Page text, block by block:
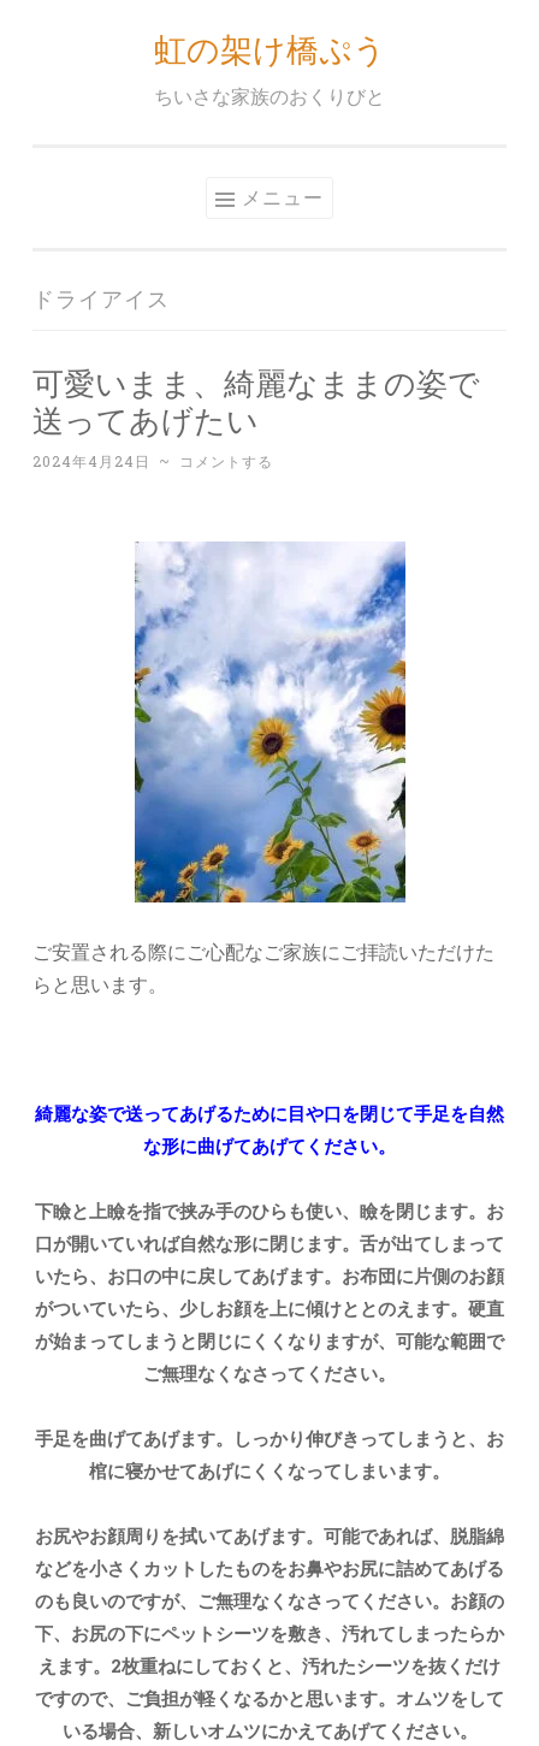
ッ
虹の架け橋ぷう
ちいさな家族のおくりびと
メニュー
ドライアイス
可愛いまま、綺麗なままの姿で
送ってあげたい
2024年4月24日 ~ コメントする
ご安置される際にご心配なご家族にご拝読いただけた
らと思います。
綺麗な姿で送ってあげるために目や口を閉じて手足を自然
な形に曲げてあげてください。
下瞼と上瞼を指で挟み手のひらも使い、瞼を閉じます。お
口が開いていれば自然な形に閉じます。舌が出てしまって
いたら、お口の中に戻してあげます。お布団に片側のお顔
がついていたら、少しお顔を上に傾けととのえます。硬直
が始まってしまうと閉じにくくなりますが、可能な範囲で
ご無理なくなさってください。
手足を曲げてあげます。しっかり伸びきってしまうと、お
棺に寝かせてあげにくくなってしまいます。
お尻やお顔周りを拭いてあげます。可能であれば、脱脂綿
などを小さくカットしたものをお鼻やお尻に詰めてあげる
のも良いのですが、ご無理なくなさってください。お顔の
下、お尻の下にペットシーツを敷き、汚れてしまったらか
えます。2枚重ねにしておくと、汚れたシーツを抜くだけ
ですので、ご負担が軽くなるかと思います。オムツをして
いる場合、新しいオムツにかえてあげてください。